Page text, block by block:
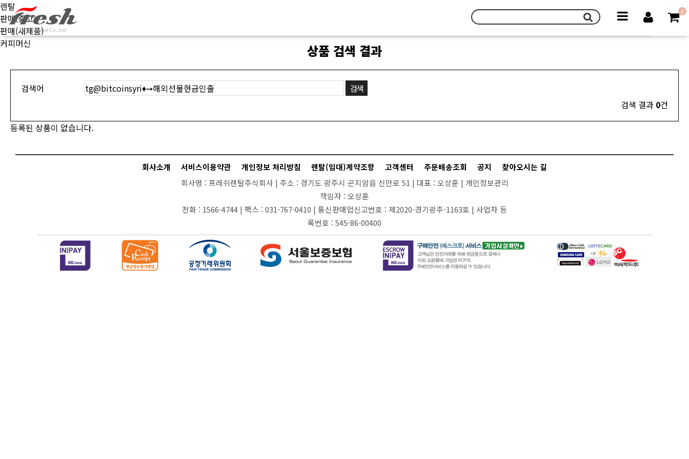
렌탈
판매(중고)
판매(새제품)
커피머신
0
상품 검색 결과
검색어
검색 결과 0건
등록된 상품이 없습니다.
회사소개 서비스이용약관 개인정보 처리방침 렌탈(임대)계약조항 고객센터 주문배송조회 공지
찾아오시는 길
회사명 : 프레쉬렌탈주식회사 | 주소 : 경기도 광주시 곤지암읍 신만로 51 | 대표 : 오상훈 | 개인정보관리
책임자 : 오상훈
전화 : 1566-4744 | 팩스 : 031-767-0410 | 통신판매업신고번호 : 제2020-경기광주-1163호 | 사업자 등
록번호 : 545-86-00400